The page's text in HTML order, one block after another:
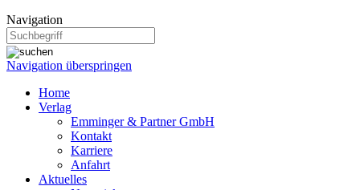
Navigation
Navigation überspringen
Home
Verlag
Emminger & Partner GmbH
Kontakt
Karriere
Anfahrt
Aktuelles